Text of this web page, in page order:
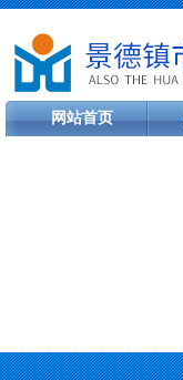
网站首页